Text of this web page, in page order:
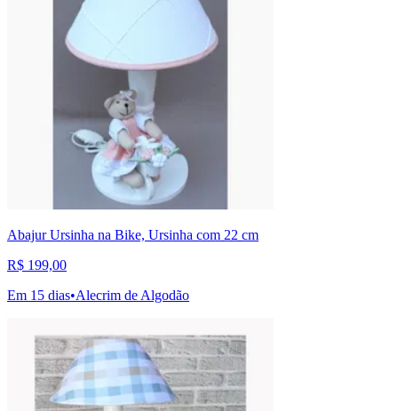
Abajur Ursinha na Bike, Ursinha com 22 cm
R$ 199,00
Em 15 dias•Alecrim de Algodão